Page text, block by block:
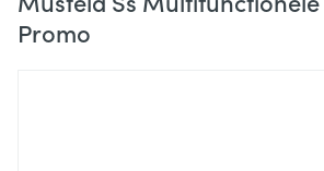
Promo